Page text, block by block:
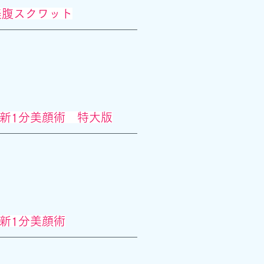
スクワット
1分美顔術 特大版
1分美顔術